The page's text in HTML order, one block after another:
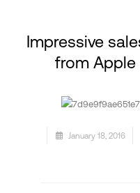
Impressive
from
January 18, 2016